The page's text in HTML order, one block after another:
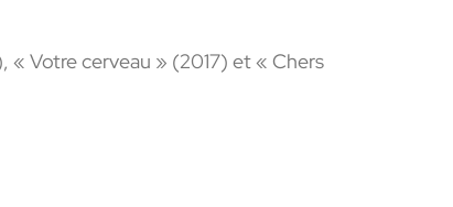
Votre cerveau » (2017) et « Chers